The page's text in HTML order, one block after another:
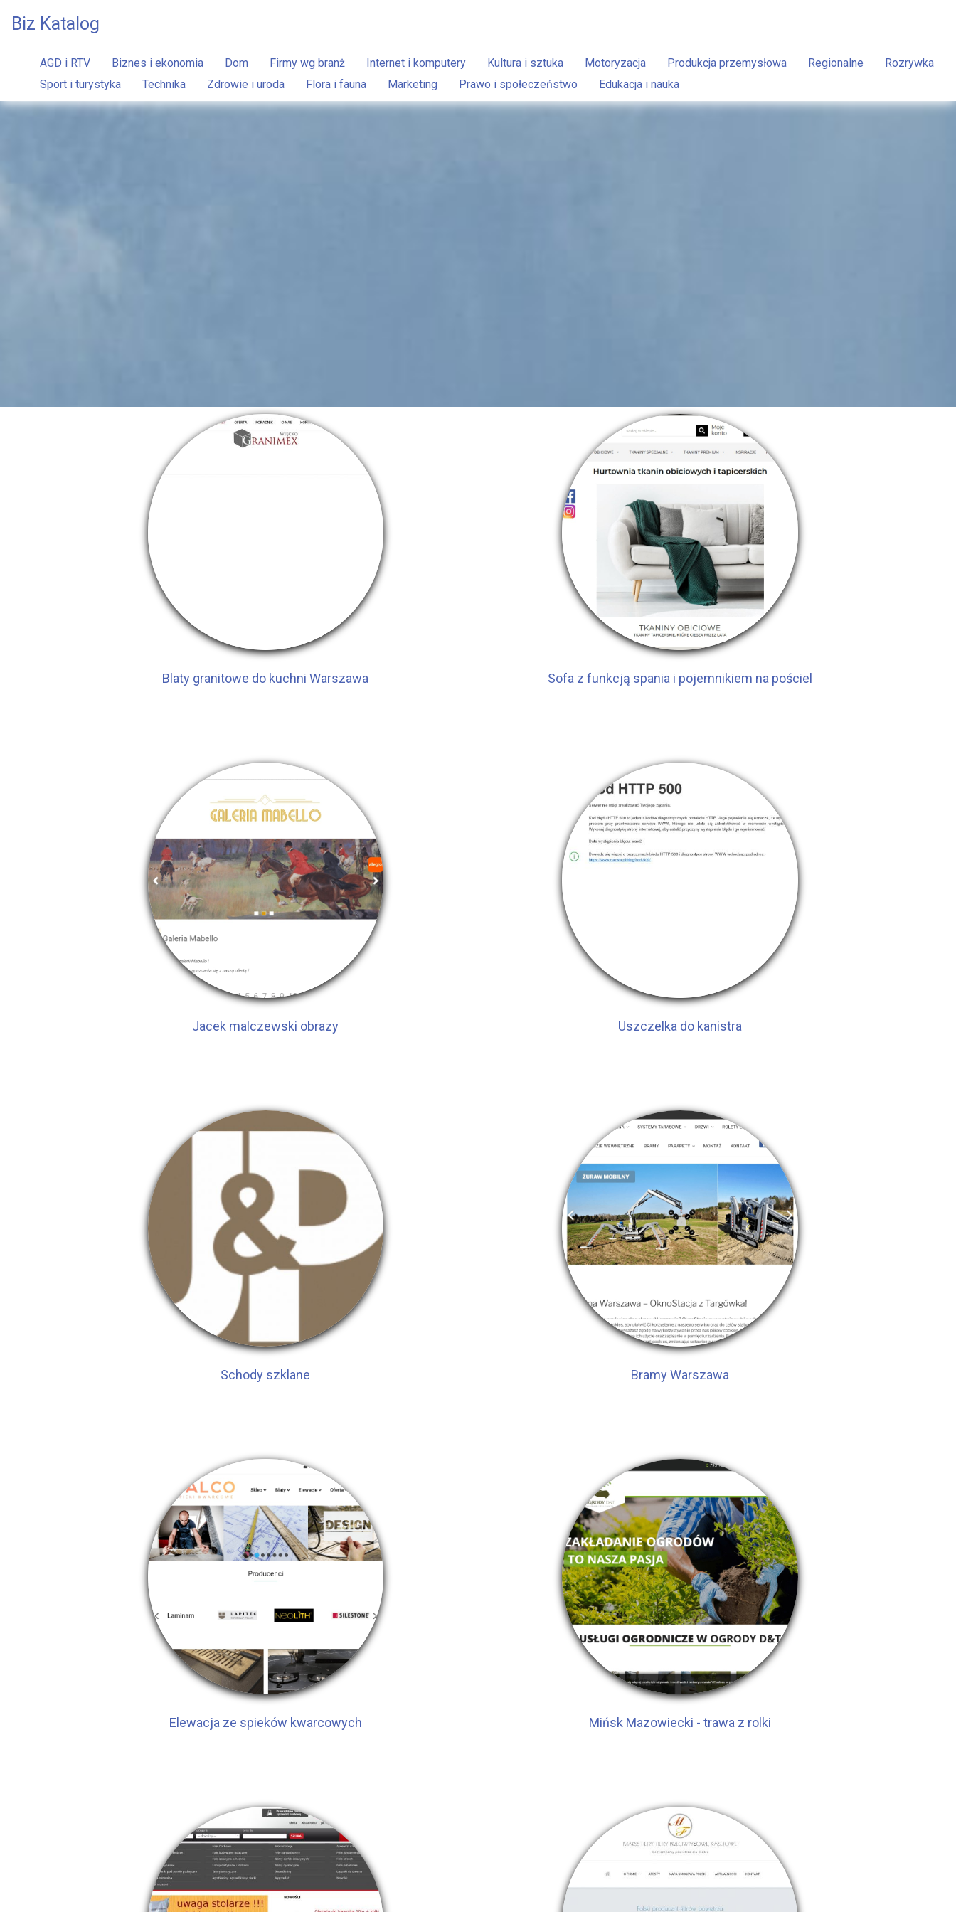
Biz Katalog
AGD i RTV Biznes i ekonomia Dom Firmy wg branż Internet i komputery Kultura i sztuka Motoryzacja Produkcja przemysłowa Regionalne
Rozrywka
Sport i turystyka
Technika Zdrowie i uroda Flora i fauna Marketing Prawo i społeczeństwo Edukacja i nauka
Blaty granitowe do kuchni Warszawa Sofa z funkcją spania i pojemnikiem na pościel
Jacek malczewski obrazy Uszczelka do kanistra
Schody szklane Bramy Warszawa
Elewacja ze spieków kwarcowych Mińsk Mazowiecki - trawa z rolki